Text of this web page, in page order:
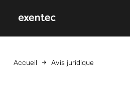
que
Accueil Avis juridique